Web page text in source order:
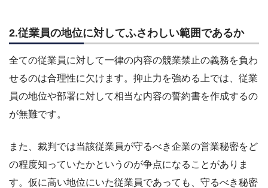
2.従業員の地位に対してふさわしい範囲であるか
全ての従業員に対して一律の内容の競業禁止の義務を負わ
せるのは合理性に欠けます。抑止力を強める上では、従業
員の地位や部署に対して相当な内容の誓約書を作成するの
が無難です。
また、裁判では当該従業員が守るべき企業の営業秘密をど
の程度知っていたかというのが争点になることがありま
す。仮に高い地位にいた従業員であっても、守るべき秘密